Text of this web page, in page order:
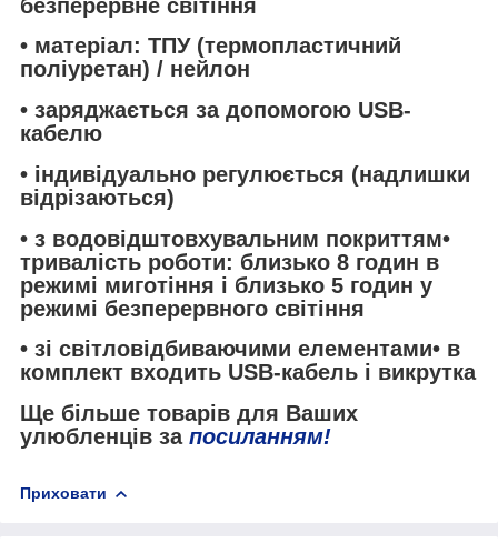
безперервне світіння
• матеріал: ТПУ (термопластичний
поліуретан) / нейлон
• заряджається за допомогою USB-
кабелю
• індивідуально регулюється (надлишки
відрізаються)
• з водовідштовхувальним покриттям•
тривалість роботи: близько 8 годин в
режимі миготіння і близько 5 годин у
режимі безперервного світіння
• зі світловідбиваючими елементами• в
комплект входить USB-кабель і викрутка
Ще більше товарів для Ваших
улюбленців за посиланням!
Приховати